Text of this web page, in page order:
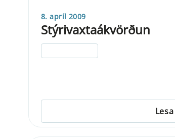
8. apríl 2009
Stýrivaxtaákvörðun